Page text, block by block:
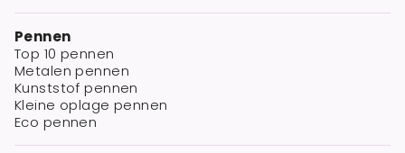
Pennen
Top 10 pennen
Metalen pennen
Kunststof pennen
Kleine oplage pennen
Eco pennen